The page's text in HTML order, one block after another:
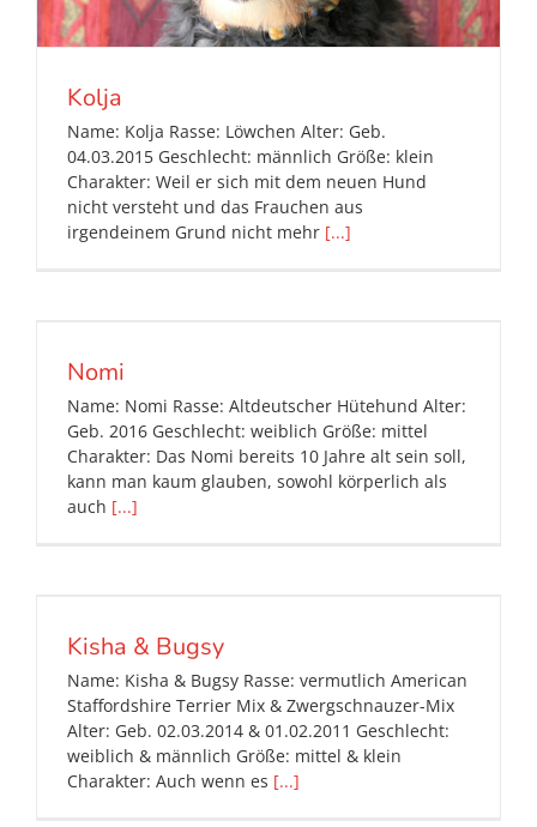
Kolja
Name: Kolja Rasse: Löwchen Alter: Geb.
04.03.2015 Geschlecht: männlich Größe: klein
Charakter: Weil er sich mit dem neuen Hund
nicht versteht und das Frauchen aus
irgendeinem Grund nicht mehr [...]
Nomi
Name: Nomi Rasse: Altdeutscher Hütehund Alter:
Geb. 2016 Geschlecht: weiblich Größe: mittel
Charakter: Das Nomi bereits 10 Jahre alt sein soll,
kann man kaum glauben, sowohl körperlich als
auch [...]
Kisha & Bugsy
Name: Kisha & Bugsy Rasse: vermutlich American
Staffordshire Terrier Mix & Zwergschnauzer-Mix
Alter: Geb. 02.03.2014 & 01.02.2011 Geschlecht:
weiblich & männlich Größe: mittel & klein
Charakter: Auch wenn es [...]